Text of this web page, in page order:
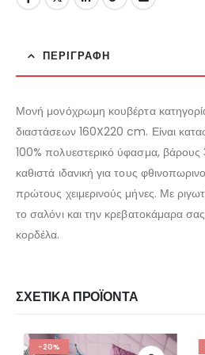
ΠΕΡΙΓΡΑΦΉ
Μονή μονόχρωμη κουβέρτα
διαστάσεων 160X220 cm. Είναι
100% πολυεστερικό ύφασμα,
καθιστά ιδανική για τους
πρώτους χειμερινούς μήνες. Με
το σαλόνι και την κρεβατοκάμαρα
κορδέλα.
ΣΧΕΤΙΚΆ ΠΡΟΪΌΝΤΑ
-20%